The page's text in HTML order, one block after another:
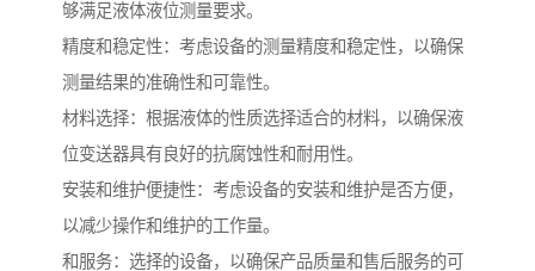
够满足液体液位测量要求。
精度和稳定性：考虑设备的测量精度和稳定性，以确保
测量结果的准确性和可靠性。
材料选择：根据液体的性质选择适合的材料，以确保液
位变送器具有良好的抗腐蚀性和耐用性。
安装和维护便捷性：考虑设备的安装和维护是否方便，
以减少操作和维护的工作量。
和服务：选择的设备，以确保产品质量和售后服务的可